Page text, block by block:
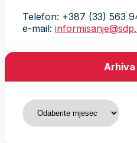
Telefon: +387 (33) 563
e-mail:
Arhiva
Arhiva